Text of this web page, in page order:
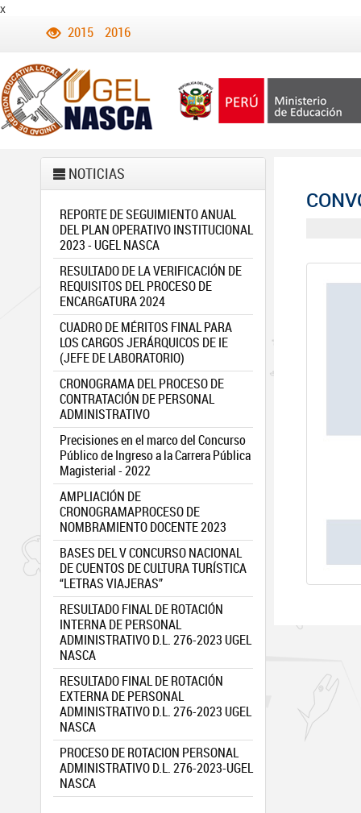
x
2015 2016
NOTICIAS
REPORTE DE SEGUIMIENTO ANUAL
DEL PLAN OPERATIVO INSTITUCIONAL
2023 - UGEL NASCA
RESULTADO DE LA VERIFICACIÓN DE
REQUISITOS DEL PROCESO DE
ENCARGATURA 2024
CUADRO DE MÉRITOS FINAL PARA
LOS CARGOS JERÁRQUICOS DE IE
(JEFE DE LABORATORIO)
CRONOGRAMA DEL PROCESO DE
CONTRATACIÓN DE PERSONAL
ADMINISTRATIVO
Precisiones en el marco del Concurso
Público de Ingreso a la Carrera Pública
Magisterial - 2022
AMPLIACIÓN DE
CRONOGRAMAPROCESO DE
NOMBRAMIENTO DOCENTE 2023
BASES DEL V CONCURSO NACIONAL
DE CUENTOS DE CULTURA TURÍSTICA
“LETRAS VIAJERAS”
RESULTADO FINAL DE ROTACIÓN
INTERNA DE PERSONAL
ADMINISTRATIVO D.L. 276-2023 UGEL
NASCA
RESULTADO FINAL DE ROTACIÓN
EXTERNA DE PERSONAL
ADMINISTRATIVO D.L. 276-2023 UGEL
NASCA
PROCESO DE ROTACION PERSONAL
ADMINISTRATIVO D.L. 276-2023-UGEL
NASCA